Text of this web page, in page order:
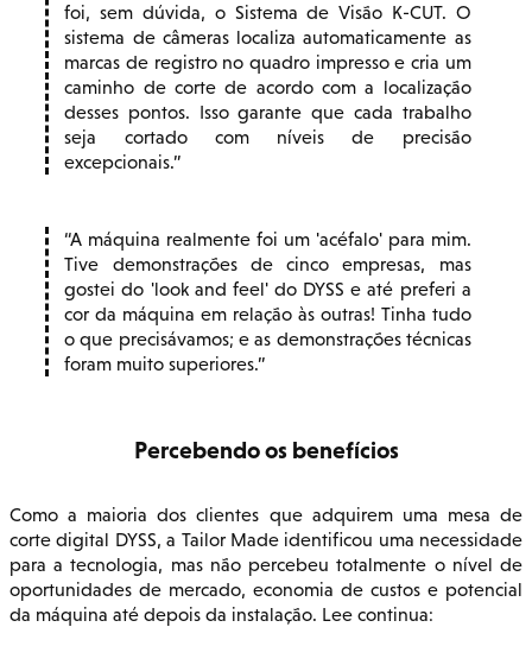
foi, sem dúvida, o Sistema de Visão K-CUT. O
sistema de câmeras localiza automaticamente as
marcas de registro no quadro impresso e cria um
caminho de corte de acordo com a localização
desses pontos. Isso garante que cada trabalho
seja cortado com níveis de precisão
excepcionais.
A máquina realmente foi um 'acéfalo' para mim.
Tive demonstrações de cinco empresas, mas
gostei do 'look and feel' do DYSS e até preferi a
cor da máquina em relação às outras! Tinha tudo
o que precisávamos; e as demonstrações técnicas
foram muito superiores.
Percebendo os benefícios
Como a maioria dos clientes que adquirem uma mesa de
corte digital DYSS, a Tailor Made identificou uma necessidade
para a tecnologia, mas não percebeu totalmente o nível de
oportunidades de mercado, economia de custos e potencial
da máquina até depois da instalação. Lee continua: